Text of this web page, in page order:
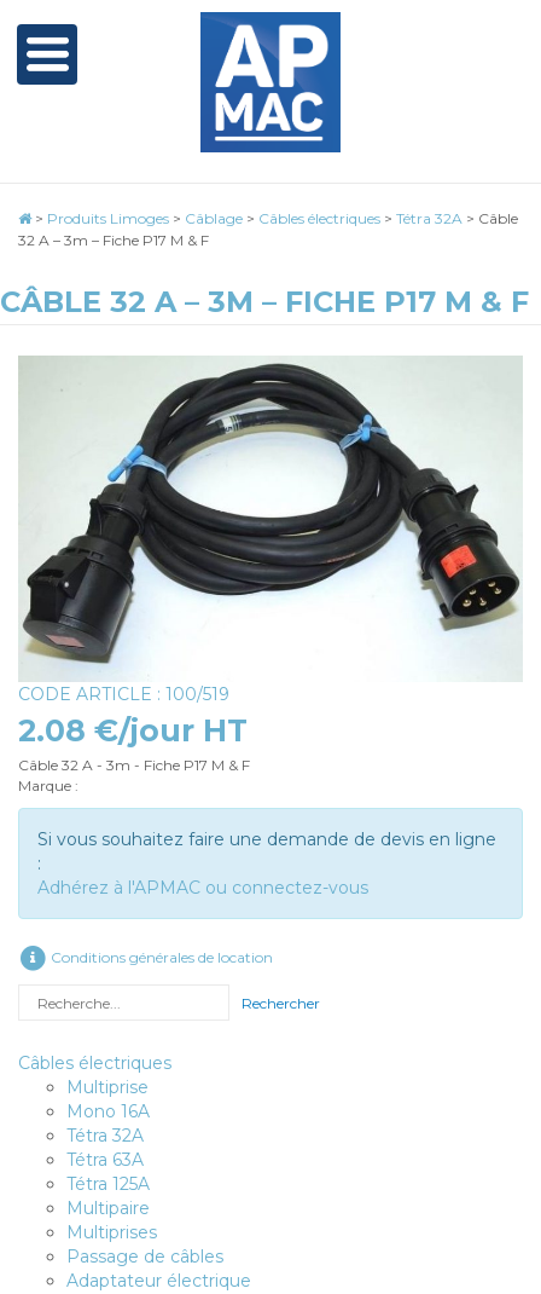
> Produits Limoges > Câblage > Câbles électriques > Tétra 32A > Câble
32 A – 3m – Fiche P17 M & F
CÂBLE 32 A – 3M – FICHE P17 M & F
CODE ARTICLE : 100/519
2.08 €/jour HT
Câble 32 A - 3m - Fiche P17 M & F
Marque :
Si vous souhaitez faire une demande de devis en ligne
:
Adhérez à l'APMAC ou connectez-vous
Conditions générales de location
Rechercher
Câbles électriques
Multiprise
Mono 16A
Tétra 32A
Tétra 63A
Tétra 125A
Multipaire
Multiprises
Passage de câbles
Adaptateur électrique